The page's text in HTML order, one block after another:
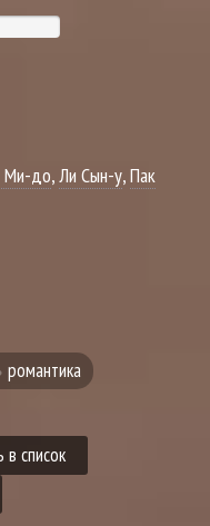
Ми-до,Ли Сын-у,Пак
романтика
список